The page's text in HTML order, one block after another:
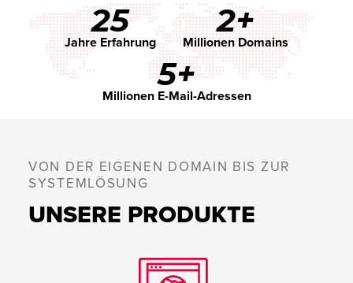
25
Jahre Erfahrung
2+
Millionen Domains
5+
Millionen E-Mail-Adressen
VON DER EIGENEN DOMAIN BIS ZUR
SYSTEMLÖSUNG
UNSERE PRODUKTE